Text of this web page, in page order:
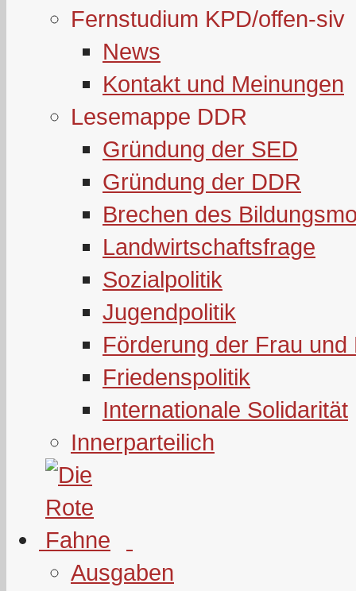
Fernstudium KPD/offen-siv
News
Kontakt und Meinungen
Lesemappe DDR
Gründung der SED
Gründung der DDR
Brechen des
Landwirtschaftsfrage
Sozialpolitik
Jugendpolitik
Förderung der Frau und
Friedenspolitik
Internationale Solidarität
Innerparteilich
Ausgaben